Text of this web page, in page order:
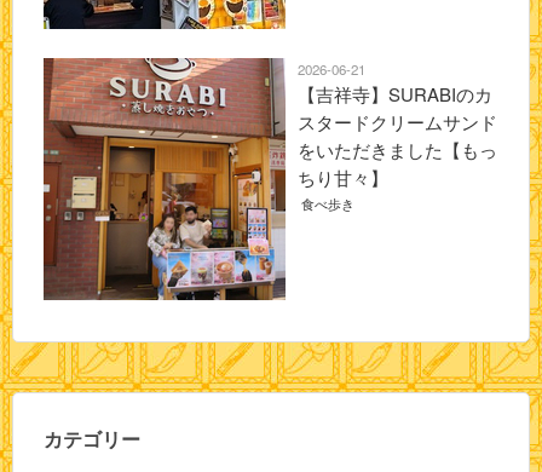
2026-06-21
【吉祥寺】SURABIのカ
スタードクリームサンド
をいただきました【もっ
ちり甘々】
食べ歩き
カテゴリー